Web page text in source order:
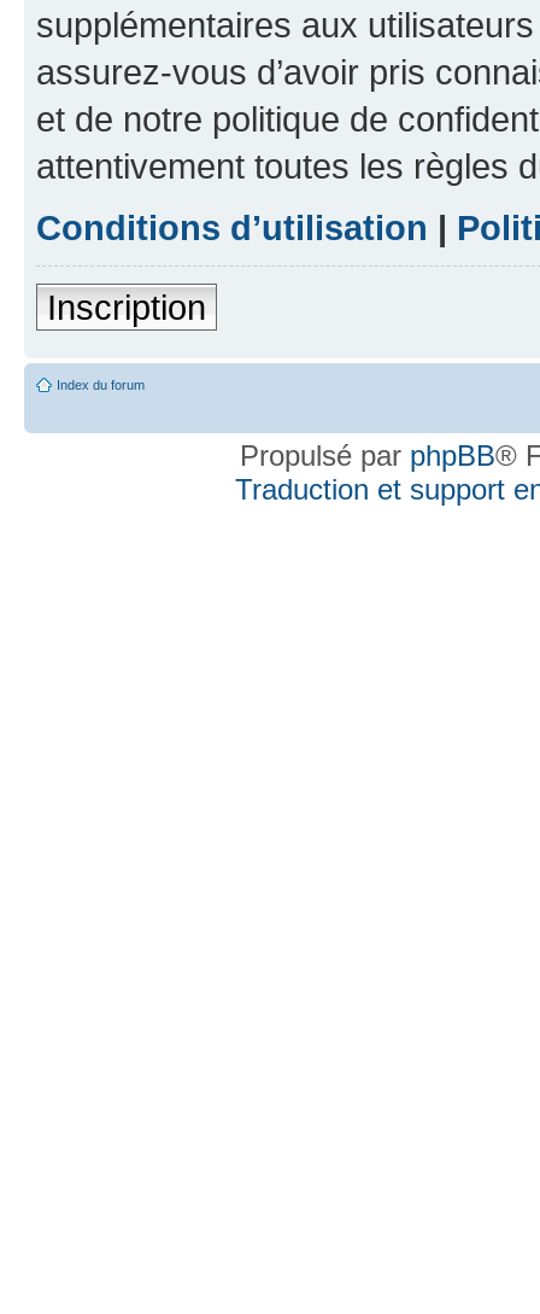
supplémentaires aux
assurez-vous d’avoir pris
et de notre politique de
attentivement toutes les règles
Conditions d’utilisation |
Inscription
Index du forum
Propulsé par phpBB®
Traduction et support